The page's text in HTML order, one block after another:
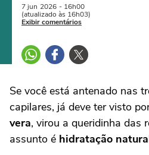
7 jun 2026 - 16h00
(atualizado às 16h03)
Exibir comentários
Se você está antenado nas
capilares, já deve ter visto
vera, virou a queridinha das
assunto é hidratação